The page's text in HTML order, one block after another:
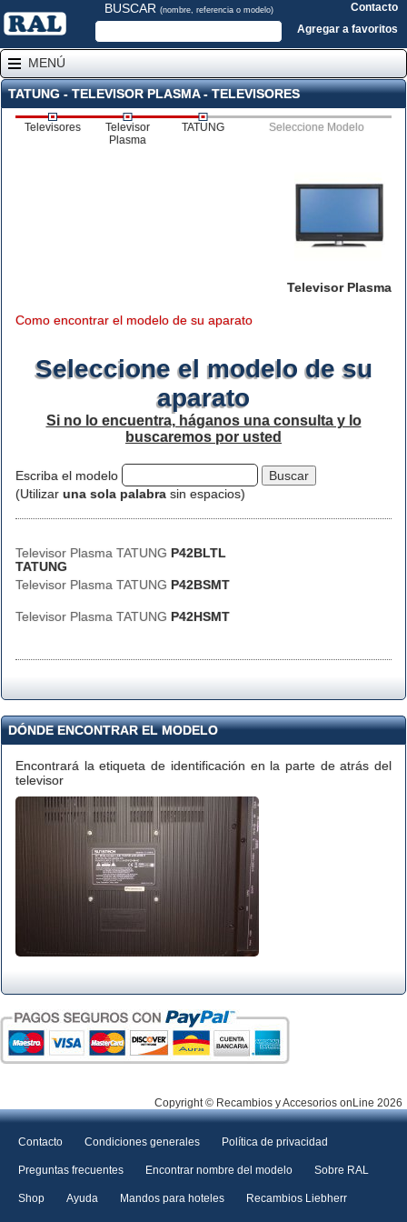
BUSCAR (nombre, referencia o modelo)
Contacto
Agregar a favoritos
MENÚ
TATUNG - TELEVISOR PLASMA - TELEVISORES
Televisores
Televisor
Plasma
TATUNG Seleccione Modelo
Televisor Plasma
Como encontrar el modelo de su aparato
Seleccione el modelo de su
aparato
Si no lo encuentra, háganos una consulta y lo
buscaremos por usted
Escriba el modelo
(Utilizar una sola palabra sin espacios)
Televisor Plasma TATUNG P42BLTL
TATUNG
Televisor Plasma TATUNG P42BSMT
Televisor Plasma TATUNG P42HSMT
DÓNDE ENCONTRAR EL MODELO
Encontrará la etiqueta de identificación en la parte de atrás del
televisor
Copyright © Recambios y Accesorios onLine 2026
Contacto Condiciones generales Política de privacidad
Preguntas frecuentes Encontrar nombre del modelo Sobre RAL
Shop Ayuda Mandos para hoteles Recambios Liebherr